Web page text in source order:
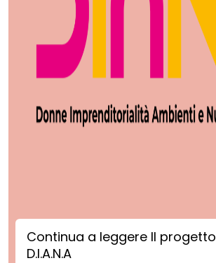
Continua a leggere ll progetto
D.I.A.N.A